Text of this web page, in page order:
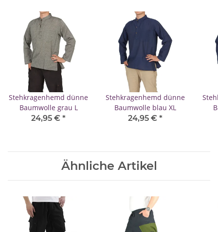
Stehkragenhemd dünne
Baumwolle grau L
24,95 € *
Stehkragenhemd dünne
Baumwolle blau XL
24,95 € *
Ähnliche Artikel